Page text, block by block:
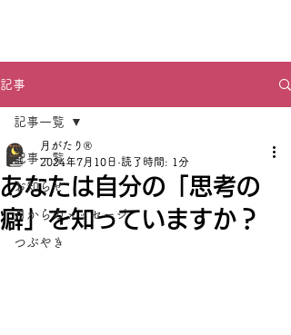
記事
記事一覧
お知らせ
月からのメッセージ
つぶやき
記事一覧
あなたは自分の「思考の
癖」を知っていますか？
月がたり®
2024年7月10日 読了時間: 1分